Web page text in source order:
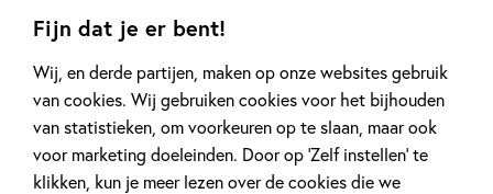
Fijn dat je er bent!
Wij, en derde partijen, maken op onze websites gebruik
van cookies. Wij gebruiken cookies voor het bijhouden
van statistieken, om voorkeuren op te slaan, maar ook
voor marketing doeleinden. Door op ‘Zelf instellen’ te
klikken, kun je meer lezen over de cookies die we
(en een lekker hapje).
Lees verder